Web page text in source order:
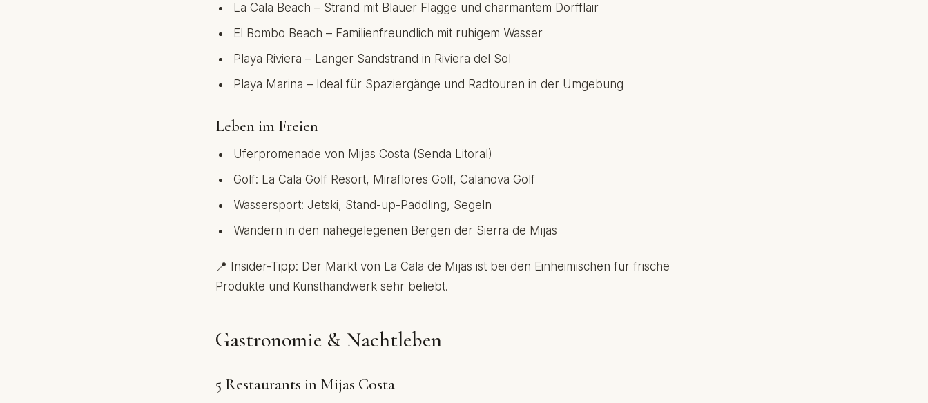
La Cala Beach – Strand mit Blauer Flagge und charmantem Dorfflair
El Bombo Beach – Familienfreundlich mit ruhigem Wasser
Playa Riviera – Langer Sandstrand in Riviera del Sol
Playa Marina – Ideal für Spaziergänge und Radtouren in der Umgebung
Leben im Freien
Uferpromenade von Mijas Costa (Senda Litoral)
Golf: La Cala Golf Resort, Miraflores Golf, Calanova Golf
Wassersport: Jetski, Stand-up-Paddling, Segeln
Wandern in den nahegelegenen Bergen der Sierra de Mijas
📍 Insider-Tipp: Der Markt von La Cala de Mijas ist bei den Einheimischen für frische
Produkte und Kunsthandwerk sehr beliebt.
Gastronomie & Nachtleben
5 Restaurants in Mijas Costa